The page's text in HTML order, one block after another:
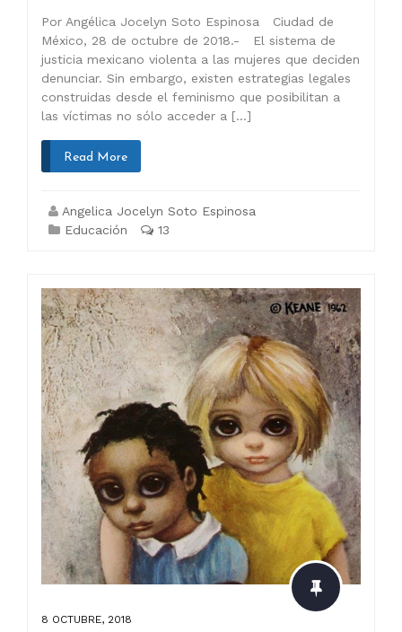
Por Angélica Jocelyn Soto Espinosa Ciudad de
México, 28 de octubre de 2018.- El sistema de
justicia mexicano violenta a las mujeres que deciden
denunciar. Sin embargo, existen estrategias legales
construidas desde el feminismo que posibilitan a
las víctimas no sólo acceder a […]
Read More
Angelica Jocelyn Soto Espinosa
Educación
13
8 OCTUBRE, 2018